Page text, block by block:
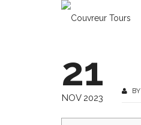
21
NOV 2023
BY